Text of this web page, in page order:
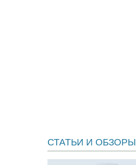
СТАТЬИ И ОБЗОРЫ